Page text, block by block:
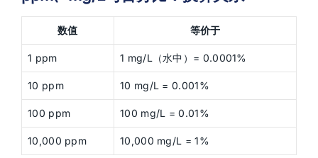
数值 等价于
1 ppm 1 mg/L（水中）= 0.0001%
10 ppm 10 mg/L = 0.001%
100 ppm 100 mg/L = 0.01%
10,000 ppm 10,000 mg/L = 1%